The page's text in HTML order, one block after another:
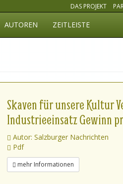
DAS PROJEKT
AUTOREN ZEITLEISTE
Skaven für unsere Kultur
Industrieeinsatz Gewinn
Autor: Salzburger Nachrichten
Pdf
mehr Informationen